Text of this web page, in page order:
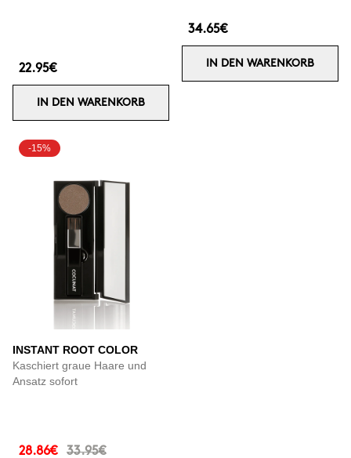
22.95€
IN DEN WARENKORB
34.65€
IN DEN WARENKORB
-15%
INSTANT ROOT COLOR
Kaschiert graue Haare und
Ansatz sofort
28.86€ 33.95€